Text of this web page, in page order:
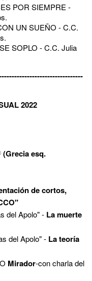
POR SIEMPRE -
UN SUEÑO - C.C.
SOPLO - C.C. Julia
2022
(Grecia esq.
de cortos,
del Apolo" - La muerte
del Apolo" - La teoría
Mirador-con charla del